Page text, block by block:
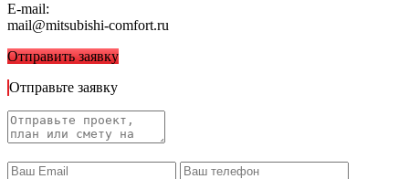
E-mail:
mail@mitsubishi-comfort.ru
Отправить заявку
Отправьте заявку